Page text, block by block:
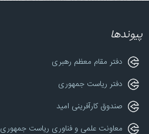
پیوندها
دفتر مقام معظم رهبری
دفتر ریاست جمهوری
صندوق کارآفرینی امید
معاونت علمی و فناوری ریاست جمهوری